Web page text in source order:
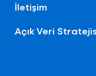
İletişim
Açık Veri